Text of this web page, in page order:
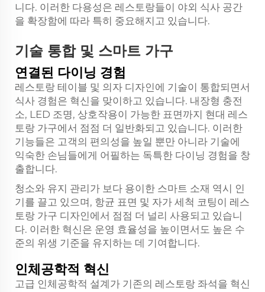
니다. 이러한 다용성은 레스토랑들이 야외 식사 공간
을 확장함에 따라 특히 중요해지고 있습니다.
기술 통합 및 스마트 가구
연결된 다이닝 경험
레스토랑 테이블 및 의자 디자인에 기술이 통합되면서
식사 경험은 혁신을 맞이하고 있습니다. 내장형 충전
소, LED 조명, 상호작용이 가능한 표면까지 현대 레스
토랑 가구에서 점점 더 일반화되고 있습니다. 이러한
기능들은 고객의 편의성을 높일 뿐만 아니라 기술에
익숙한 손님들에게 어필하는 독특한 다이닝 경험을 창
출합니다.
청소와 유지 관리가 보다 용이한 스마트 소재 역시 인
기를 끌고 있으며, 항균 표면 및 자가 세척 코팅이 레스
토랑 가구 디자인에서 점점 더 널리 사용되고 있습니
다. 이러한 혁신은 운영 효율성을 높이면서도 높은 수
준의 위생 기준을 유지하는 데 기여합니다.
인체공학적 혁신
고급 인체공학적 설계가 기존의 레스토랑 좌석을 혁신